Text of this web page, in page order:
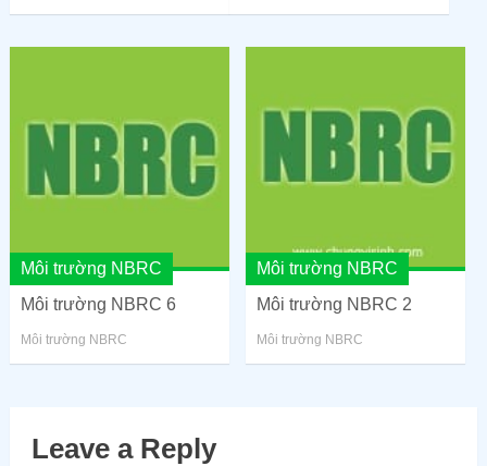
Môi trường NBRC
Môi trường NBRC 6
Môi trường NBRC
Môi trường NBRC
Môi trường NBRC 2
Môi trường NBRC
Leave a Reply